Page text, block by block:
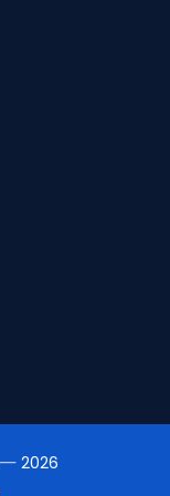
2026